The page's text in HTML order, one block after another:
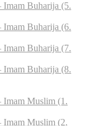
Buharija (5.
Buharija (6.
Buharija (7.
Buharija (8.
Muslim (1.
Muslim (2.